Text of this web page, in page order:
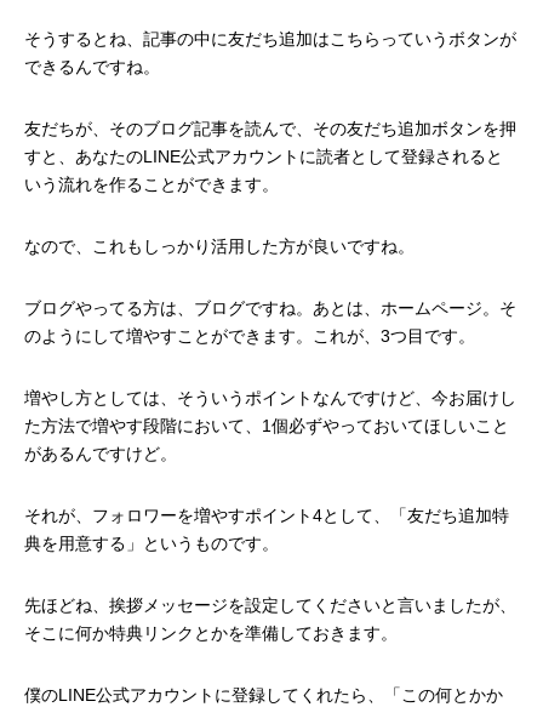
そうするとね、記事の中に友だち追加はこちらっていうボタンが
できるんですね。
友だちが、そのブログ記事を読んで、その友だち追加ボタンを押
すと、あなたのLINE公式アカウントに読者として登録されると
いう流れを作ることができます。
なので、これもしっかり活用した方が良いですね。
ブログやってる方は、ブログですね。あとは、ホームページ。そ
のようにして増やすことができます。これが、3つ目です。
増やし方としては、そういうポイントなんですけど、今お届けし
た方法で増やす段階において、1個必ずやっておいてほしいこと
があるんですけど。
それが、フォロワーを増やすポイント4として、「友だち追加特
典を用意する」というものです。
先ほどね、挨拶メッセージを設定してくださいと言いましたが、
そこに何か特典リンクとかを準備しておきます。
僕のLINE公式アカウントに登録してくれたら、「この何とかか